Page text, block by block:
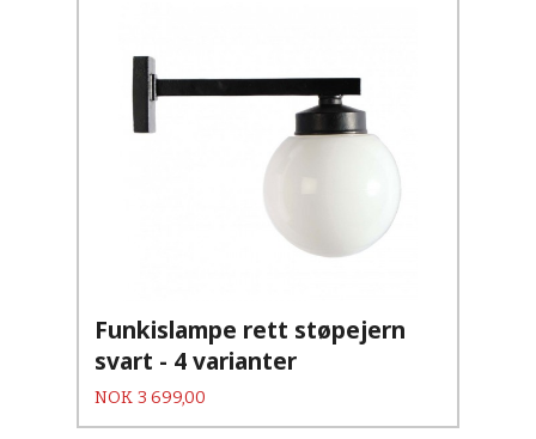
Funkislampe rett støpejern
svart - 4 varianter
Pris
NOK 3 699,00